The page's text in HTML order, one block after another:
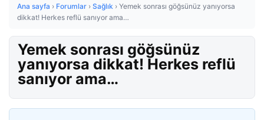
Ana sayfa › Forumlar › Sağlık › Yemek sonrası göğsünüz yanıyorsa
dikkat! Herkes reflü sanıyor ama…
Yemek sonrası göğsünüz
yanıyorsa dikkat! Herkes reflü
sanıyor ama…